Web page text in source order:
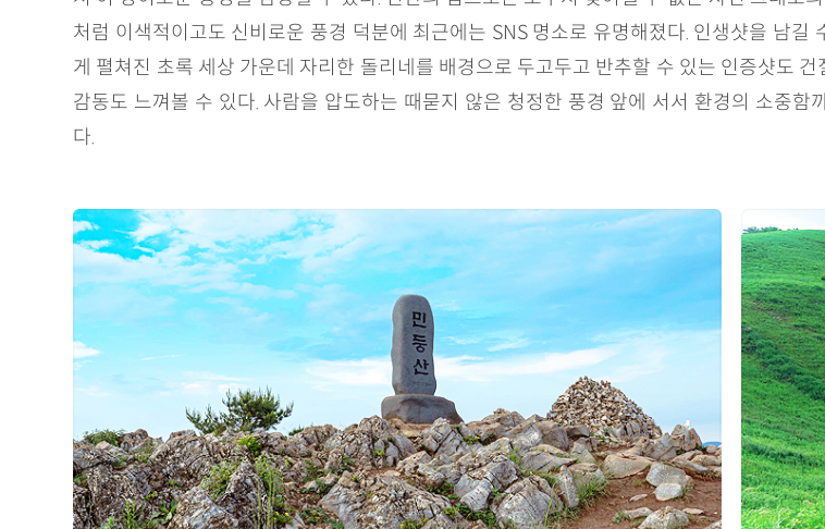
처럼 이색적이고도 신비로운 풍경 덕분에 최근에는 SNS 명소로 유명해졌다. 인생샷을 남
게 펼쳐진 초록 세상 가운데 자리한 돌리네를 배경으로 두고두고 반추할 수 있는 인증샷도
감동도 느껴볼 수 있다. 사람을 압도하는 때묻지 않은 청정한 풍경 앞에 서서 환경의 소중
다.